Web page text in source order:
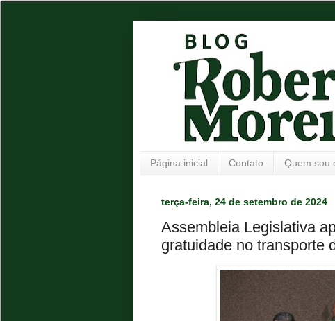
Página inicial Contato Quem sou
terça-feira, 24 de setembro de 2024
Assembleia Legislativa
gratuidade no transporte